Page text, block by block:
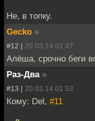
Не, в топку.
Gecko »
#12 | 20.03.14 01:47
Алёша, срочно беги
Раз-Два »
#13 | 20.03.14 01:53
Кому: Del, #11